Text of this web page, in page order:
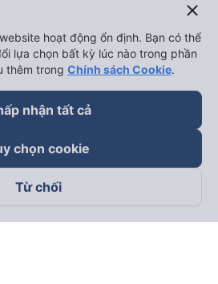
trên
close
hoạt động ổn định. Bạn có thể
lựa chọn bất kỳ lúc nào trong phần
thêm trong Chính sách Cookie.
nhận tất cả
chọn cookie
Từ chối